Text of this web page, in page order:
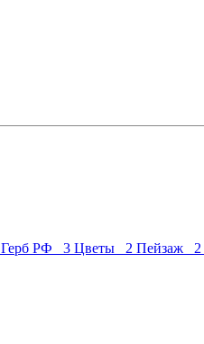
Герб РФ 3 Цветы 2 Пейзаж 2